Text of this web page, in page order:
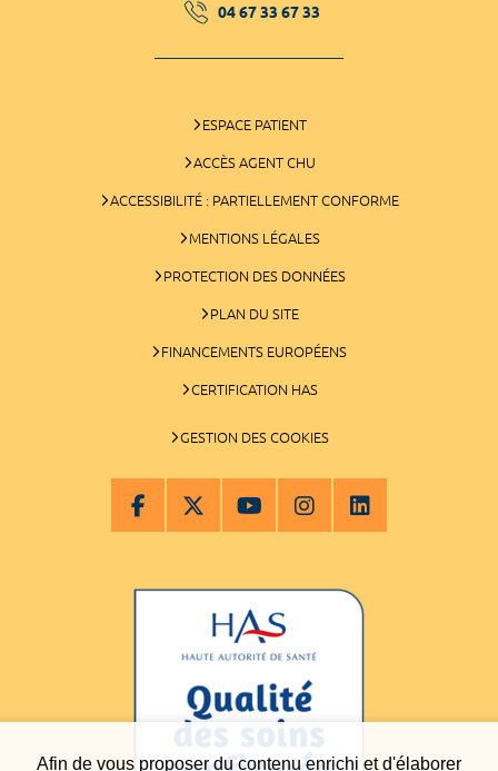
Afin de vous proposer du contenu enrichi et d'élaborer
04 67 33 67 33
ESPACE PATIENT
ACCÈS AGENT CHU
ACCESSIBILITÉ : PARTIELLEMENT CONFORME
MENTIONS LÉGALES
PROTECTION DES DONNÉES
PLAN DU SITE
FINANCEMENTS EUROPÉENS
CERTIFICATION HAS
GESTION DES COOKIES